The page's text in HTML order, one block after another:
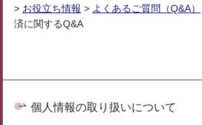
> お役立ち情報 > よくあるご質問（Q&A）
済に関するQ&A
個人情報の取り扱いについて